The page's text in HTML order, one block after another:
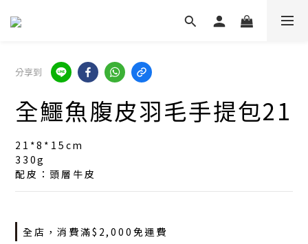
分享到
全鱷魚腹皮羽毛手提包21
21*8*15cm
330g
配皮：頭層牛皮
全店，消費滿$2,000免運費